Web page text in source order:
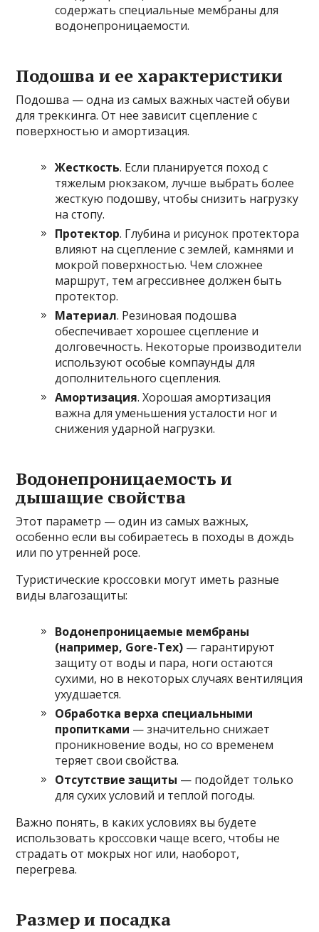
содержать специальные мембраны для
водонепроницаемости.
Подошва и ее характеристики
Подошва — одна из самых важных частей обуви
для треккинга. От нее зависит сцепление с
поверхностью и амортизация.
Жесткость. Если планируется поход с
тяжелым рюкзаком, лучше выбрать более
жесткую подошву, чтобы снизить нагрузку
на стопу.
Протектор. Глубина и рисунок протектора
влияют на сцепление с землей, камнями и
мокрой поверхностью. Чем сложнее
маршрут, тем агрессивнее должен быть
протектор.
Материал. Резиновая подошва
обеспечивает хорошее сцепление и
долговечность. Некоторые производители
используют особые компаунды для
дополнительного сцепления.
Амортизация. Хорошая амортизация
важна для уменьшения усталости ног и
снижения ударной нагрузки.
Водонепроницаемость и
дышащие свойства
Этот параметр — один из самых важных,
особенно если вы собираетесь в походы в дождь
или по утренней росе.
Туристические кроссовки могут иметь разные
виды влагозащиты:
Водонепроницаемые мембраны
(например, Gore-Tex) — гарантируют
защиту от воды и пара, ноги остаются
сухими, но в некоторых случаях вентиляция
ухудшается.
Обработка верха специальными
пропитками — значительно снижает
проникновение воды, но со временем
теряет свои свойства.
Отсутствие защиты — подойдет только
для сухих условий и теплой погоды.
Важно понять, в каких условиях вы будете
использовать кроссовки чаще всего, чтобы не
страдать от мокрых ног или, наоборот,
перегрева.
Размер и посадка